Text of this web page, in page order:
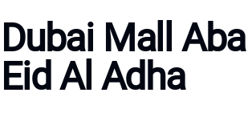
Dubai Mall
Eid Al Adha